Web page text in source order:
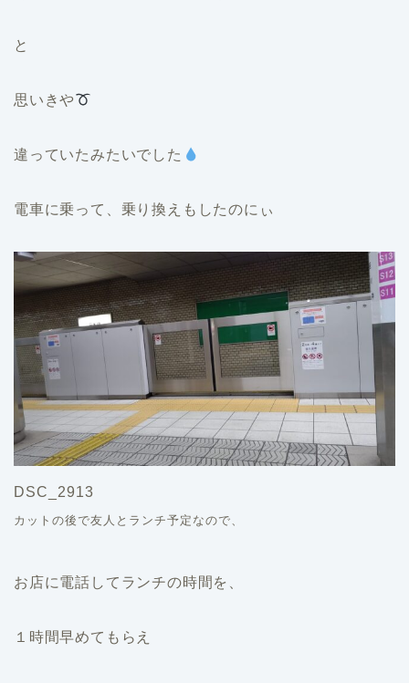
と
思いきや
違っていたみたいでした
電車に乗って、乗り換えもしたのにぃ
DSC_2913
カットの後で友人とランチ予定なので、
お店に電話してランチの時間を、
１時間早めてもらえ